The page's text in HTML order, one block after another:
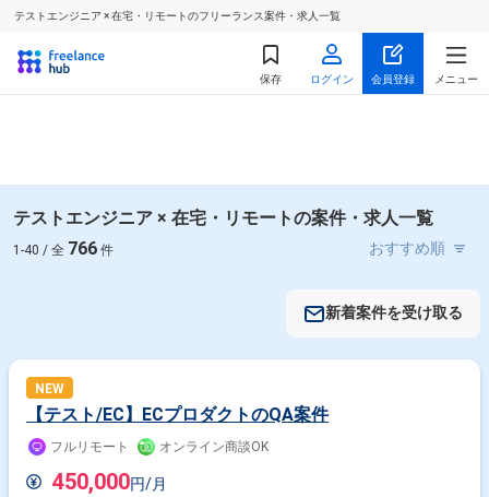
テストエンジニア × 在宅・リモートのフリーランス案件・求人一覧
保存 ログイン 会員登録 メニュー
テストエンジニア × 在宅・リモートの案件・求人一覧
1-40 / 全 766 件
新着案件を受け取る
NEW
【テスト/EC】ECプロダクトのQA案件
フルリモート オンライン商談OK
450,000円/月